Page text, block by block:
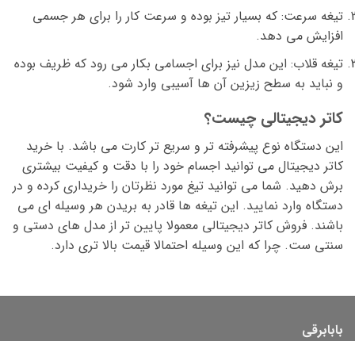
تیغه سرعت: که بسیار تیز بوده و سرعت کار را برای هر جسمی
افزایش می دهد.
تیغه قلاب: این مدل نیز برای اجسامی بکار می رود که ظریف بوده
و نباید به سطح زیزین آن ها آسیبی وارد شود.
کاتر دیجیتالی چیست؟
این دستگاه نوع پیشرفته تر و سریع تر کارت می باشد. با خرید
کاتر دیجیتال می توانید اجسام خود را با دقت و کیفیت بیشتری
برش دهید. شما می توانید تیغ مورد نظرتان را خریداری کرده و در
دستگاه وارد نمایید. این تیغه ها قادر به بریدن هر وسیله ای می
باشند. فروش کاتر دیجیتالی معمولا پایین تر از مدل های دستی و
سنتی ست. چرا که این وسیله احتمالا قیمت بالا تری دارد.
بابابرقی